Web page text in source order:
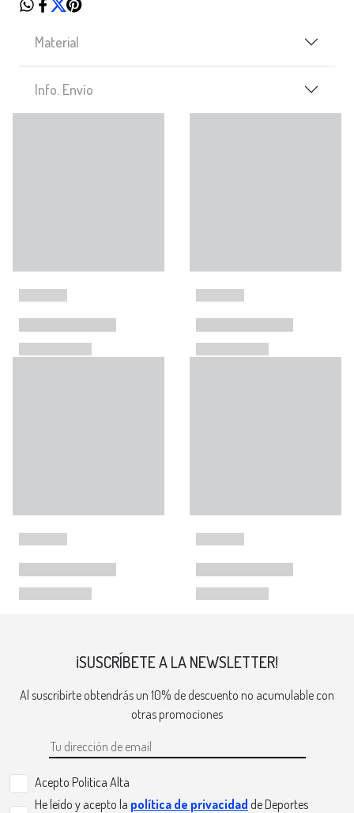
Material
Info. Envío
¡SUSCRÍBETE A LA NEWSLETTER!
Al suscribirte obtendrás un 10% de descuento no acumulable con
otras promociones
Acepto Politica Alta
He leído y acepto la política de privacidad de Deportes